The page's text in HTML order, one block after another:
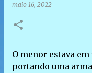
maio 16, 2022
O menor estava
portando uma